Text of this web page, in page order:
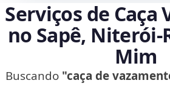
Serviços de Caça
no Sapê,
Mim
Buscando "caça de